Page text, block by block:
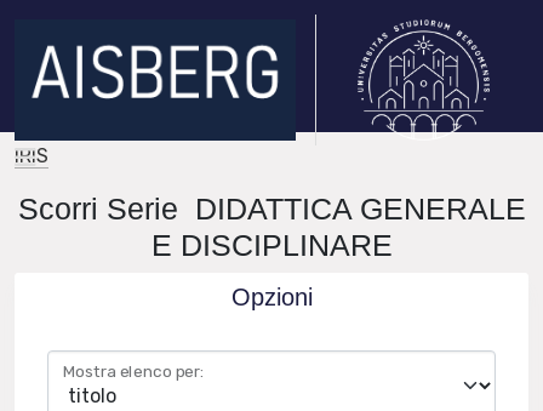
IRIS
Scorri Serie DIDATTICA GENERALE
E DISCIPLINARE
Opzioni
Mostra elenco per: